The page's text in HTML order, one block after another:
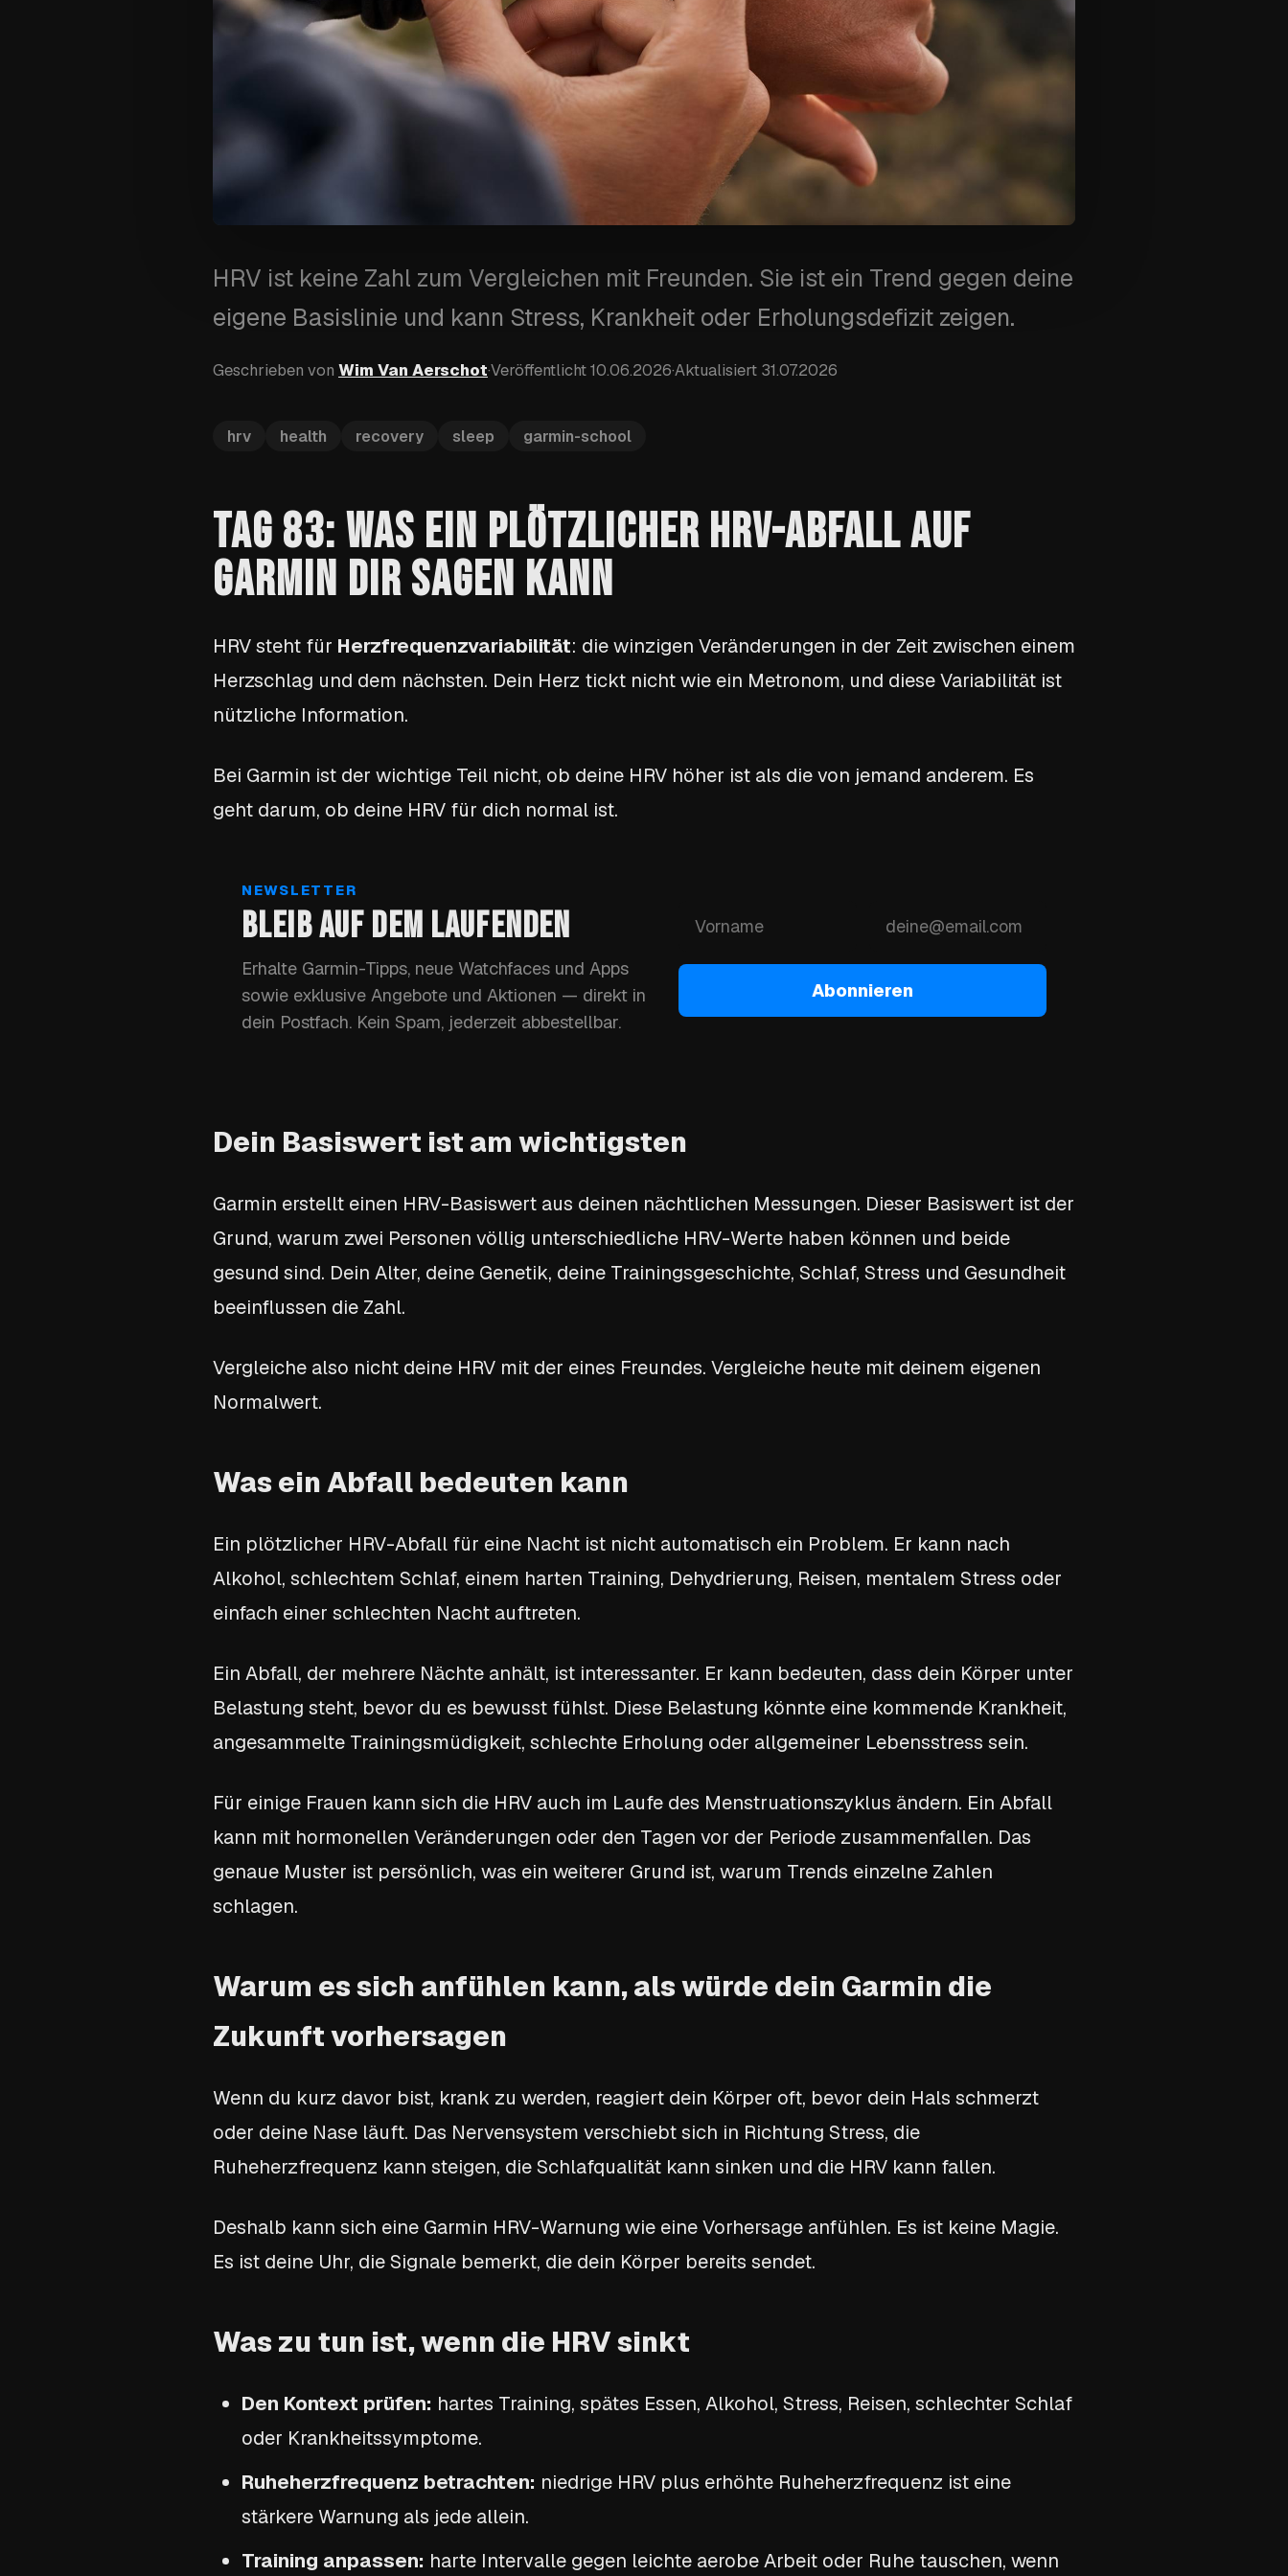
HRV ist keine Zahl zum Vergleichen mit Freunden. Sie ist ein Trend gegen deine
eigene Basislinie und kann Stress, Krankheit oder Erholungsdefizit zeigen.
Geschrieben von Wim Van Aerschot·Veröffentlicht10.06.2026·Aktualisiert 31.07.2026
hrv health recovery sleep garmin-school
TAG 83: WAS EIN PLÖTZLICHER HRV-ABFALL AUF
GARMIN DIR SAGEN KANN
HRV steht für Herzfrequenzvariabilität: die winzigen Veränderungen in der Zeit zwischen einem
Herzschlag und dem nächsten. Dein Herz tickt nicht wie ein Metronom, und diese Variabilität ist
nützliche Information.
Bei Garmin ist der wichtige Teil nicht, ob deine HRV höher ist als die von jemand anderem. Es
geht darum, ob deine HRV für dich normal ist.
NEWSLETTER
BLEIB AUF DEM LAUFENDEN
Erhalte Garmin-Tipps, neue Watchfaces und Apps
sowie exklusive Angebote und Aktionen — direkt in
dein Postfach. Kein Spam, jederzeit abbestellbar.
Abonnieren
Dein Basiswert ist am wichtigsten
Garmin erstellt einen HRV-Basiswert aus deinen nächtlichen Messungen. Dieser Basiswert ist der
Grund, warum zwei Personen völlig unterschiedliche HRV-Werte haben können und beide
gesund sind. Dein Alter, deine Genetik, deine Trainingsgeschichte, Schlaf, Stress und Gesundheit
beeinflussen die Zahl.
Vergleiche also nicht deine HRV mit der eines Freundes. Vergleiche heute mit deinem eigenen
Normalwert.
Was ein Abfall bedeuten kann
Ein plötzlicher HRV-Abfall für eine Nacht ist nicht automatisch ein Problem. Er kann nach
Alkohol, schlechtem Schlaf, einem harten Training, Dehydrierung, Reisen, mentalem Stress oder
einfach einer schlechten Nacht auftreten.
Ein Abfall, der mehrere Nächte anhält, ist interessanter. Er kann bedeuten, dass dein Körper unter
Belastung steht, bevor du es bewusst fühlst. Diese Belastung könnte eine kommende Krankheit,
angesammelte Trainingsmüdigkeit, schlechte Erholung oder allgemeiner Lebensstress sein.
Für einige Frauen kann sich die HRV auch im Laufe des Menstruationszyklus ändern. Ein Abfall
kann mit hormonellen Veränderungen oder den Tagen vor der Periode zusammenfallen. Das
genaue Muster ist persönlich, was ein weiterer Grund ist, warum Trends einzelne Zahlen
schlagen.
Warum es sich anfühlen kann, als würde dein Garmin die
Zukunft vorhersagen
Wenn du kurz davor bist, krank zu werden, reagiert dein Körper oft, bevor dein Hals schmerzt
oder deine Nase läuft. Das Nervensystem verschiebt sich in Richtung Stress, die
Ruheherzfrequenz kann steigen, die Schlafqualität kann sinken und die HRV kann fallen.
Deshalb kann sich eine Garmin HRV-Warnung wie eine Vorhersage anfühlen. Es ist keine Magie.
Es ist deine Uhr, die Signale bemerkt, die dein Körper bereits sendet.
Was zu tun ist, wenn die HRV sinkt
Den Kontext prüfen: hartes Training, spätes Essen, Alkohol, Stress, Reisen, schlechter Schlaf
oder Krankheitssymptome.
Ruheherzfrequenz betrachten: niedrige HRV plus erhöhte Ruheherzfrequenz ist eine
stärkere Warnung als jede allein.
Training anpassen: harte Intervalle gegen leichte aerobe Arbeit oder Ruhe tauschen, wenn